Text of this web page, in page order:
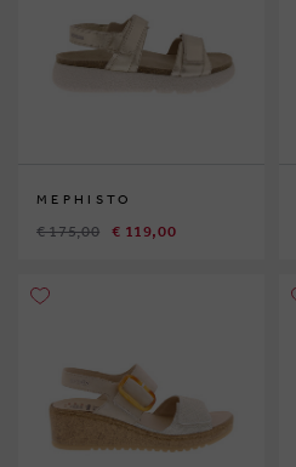
MEPHISTO
€ 175,00 € 119,00